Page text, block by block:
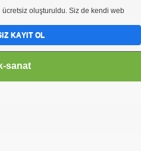
sanat
ücretsiz oluşturuldu. Siz de kendi web
KAYIT OL